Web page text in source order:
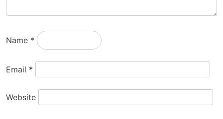
Name *
Email *
Website